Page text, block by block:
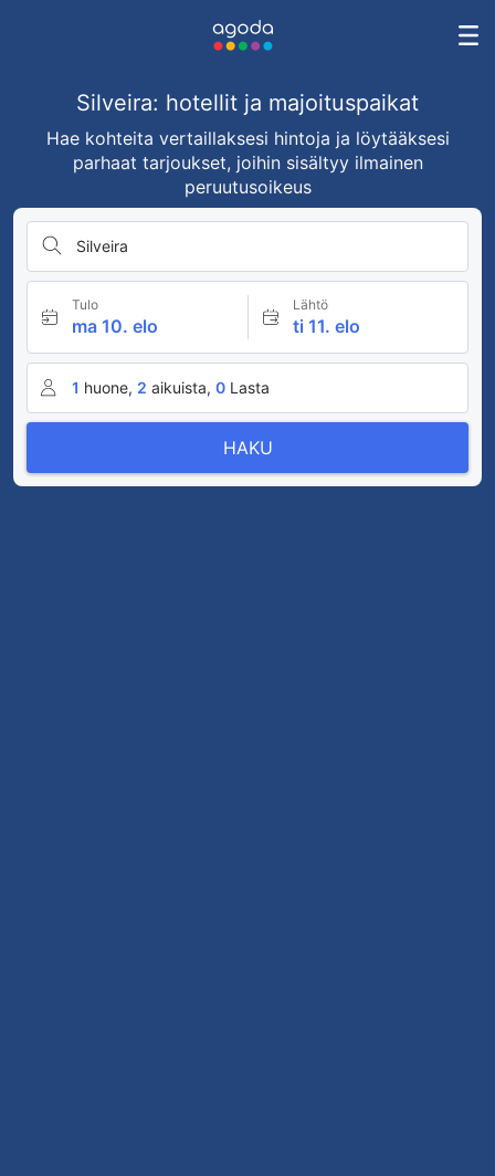
Silveira: hotellit ja majoituspaikat
Hae kohteita vertaillaksesi hintoja ja löytääksesi
parhaat tarjoukset, joihin sisältyy ilmainen
peruutusoikeus
Silveira
Tulo
ma 10. elo
Lähtö
ti 11. elo
1 huone, 2 aikuista, 0 Lasta
HAKU